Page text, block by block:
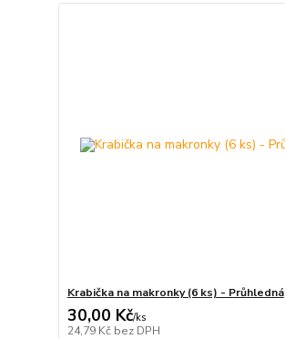
Krabička na makronky (6 ks) - Průhledná
30,00 Kč/ks
24,79 Kč bez DPH